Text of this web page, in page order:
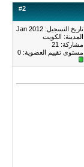
#2
تاريخ التسجيل: Jan 2012
المدينة: الكويت
مشاركة: 21
مستوى تقييم العضوية: 0